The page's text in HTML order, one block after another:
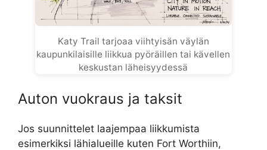
Katy Trail tarjoaa viihtyisän väylän
kaupunkilaisille liikkua pyöräillen tai kävellen
keskustan läheisyydessä
Auton vuokraus ja taksit
Jos suunnittelet laajempaa liikkumista
esimerkiksi lähialueille kuten Fort Worthiin,